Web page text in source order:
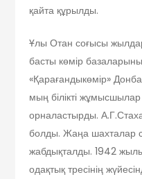
қайта құрылды.
Ұлы Отан соғысы
басты көмір
«Қарағандыкөмір»
мың білікті
орналастырды.
болды. Жаңа шахталар
жабдықталды. 1942
одақтық тресінің